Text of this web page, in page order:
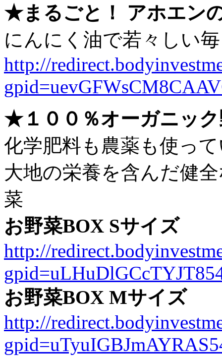
★まるごと！ アホエン
にんにく油で若々しい
http://
★１００％オーガニッ
化学肥料も農薬も使っ
大地の栄養を含んだ健
菜
お野菜BOX Sサイズ
http://
お野菜BOX Mサイズ
http://